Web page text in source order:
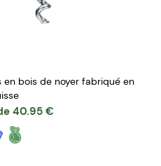
en bois de noyer fabriqué en
40.95 €